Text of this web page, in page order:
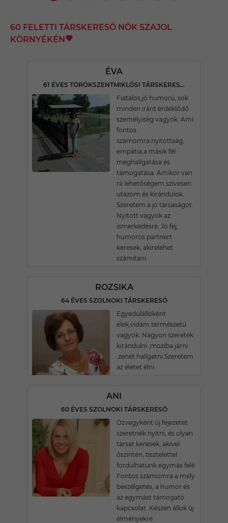
60 FELETTI TÁRSKERESŐ NŐK SZAJOL
KÖRNYÉKÉN
ÉVA
61 ÉVES TÖRÖKSZENTMIKLÓSI TÁRSKERESŐ
Fiatalos,jó humorú, sok
minden iránt érdeklődő
személyiség vagyok. Ami
fontos
számomra:nyitottság,
empátia,a másik fél
meghallgatása és
támogatása. Amikor van
rá lehetőségem szívesen
utazom és kirándulok.
Szeretem a jó társaságot.
Nyitott vagyok az
ismerkedésre. Jó fej,
humoros partnert
keresek, akirelehet
számítani.
ROZSIKA
64 ÉVES SZOLNOKI TÁRSKERESŐ
Egyedülállóként
élek,vidám természetű
vagyok .Nagyon szeretek
kirándulni ,moziba járni
,zenét hallgatni.Szeretem
az életet élni.
ANI
60 ÉVES SZOLNOKI TÁRSKERESŐ
Özvegyként új fejezetet
szeretnék nyitni, és olyan
társat keresek, akivel
őszintén, tisztelettel
fordulhatunk egymás felé.
Fontos számomra a mély
beszélgetés, a humor és
az egymást támogató
kapcsolat. Készen állok új
élményekre .